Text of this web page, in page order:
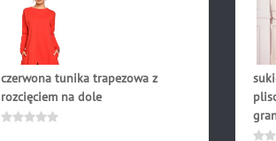
czerwona tunika trapezowa z
rozcięciem na dole
5